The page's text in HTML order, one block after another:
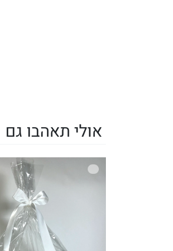
אולי תאהבו גם